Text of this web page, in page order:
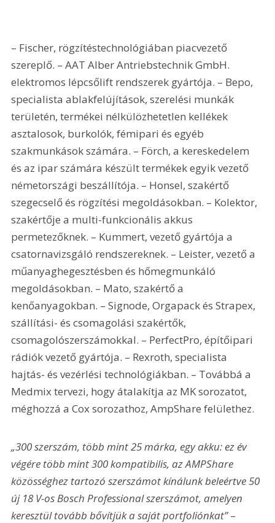
– Fischer, rögzítéstechnológiában piacvezető
szereplő. – AAT Alber Antriebstechnik GmbH.
elektromos lépcsőlift rendszerek gyártója. – Bepo,
specialista ablakfelújítások, szerelési munkák
területén, termékei nélkülözhetetlen kellékek
asztalosok, burkolók, fémipari és egyéb
szakmunkások számára. – Förch, a kereskedelem
és az ipar számára készült termékek egyik vezető
németországi beszállítója. – Honsel, szakértő
szegecselő és rögzítési megoldásokban. – Kolektor,
szakértője a multi-funkcionális akkus
permetezőknek. – Kummert, vezető gyártója a
csatornavizsgáló rendszereknek. – Leister, vezető a
műanyaghegesztésben és hőmegmunkáló
megoldásokban. – Mato, szakértő a
kenőanyagokban. – Signode, Orgapack és Strapex,
szállítási- és csomagolási szakértők,
csomagolószerszámokkal. – PerfectPro, építőipari
rádiók vezető gyártója. – Rexroth, specialista
hajtás- és vezérlési technológiákban. – Továbbá a
Medmix tervezi, hogy átalakítja az MK sorozatot,
méghozzá a Cox sorozathoz, AmpShare felülethez.
„300 szerszám, több mint 25 márka, egy akku: ez év
végére több mint 300 kompatibilis, az AMPShare
közösséghez tartozó szerszámot kínálunk beleértve 50
új 18 V-os Bosch Professional szerszámot, amelyen
keresztül tovább bővítjük a saját portfoliónkat” –